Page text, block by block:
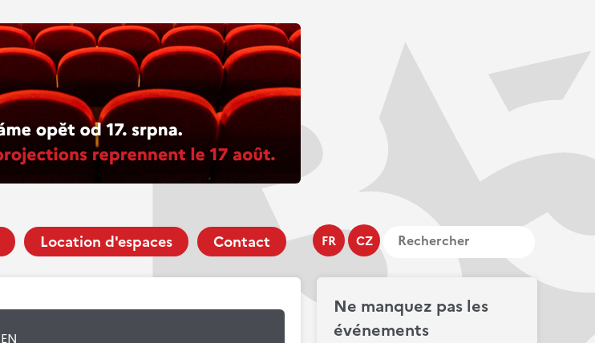
FR CZ
Location d'espaces Contact
Ne manquez pas les
événements
EN